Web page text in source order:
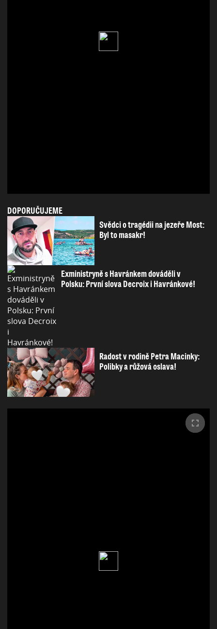
DOPORUČUJEME
Svědci o tragédii na jezeře Most:
Byl to masakr!
Exministryně s Havránkem dováděli v
Polsku: První slova Decroix i Havránkové!
Radost v rodině Petra Macinky:
Polibky a růžová oslava!